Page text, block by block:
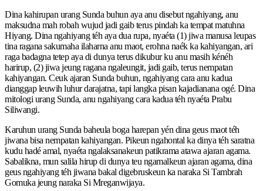
Dina kahirupan urang Sunda buhun aya anu disebut ngahiyang, anu
maksudna mah robah wujud jadi gaib terus pindah ka tempat matuhna
Hiyang. Dina ngahiyang téh aya dua rupa, nyaéta (1) jiwa manusa leupas
tina ragana sakumaha ilaharna anu maot, erohna naék ka kahiyangan, ari
raga badagna tetep aya di dunya terus dikubur ku anu masih kénéh
harirup, (2) jiwa jeung ragana ngaleungit, jadi gaib, terus nempatan
kahiyangan. Ceuk ajaran Sunda buhun, ngahiyang cara anu kadua
dianggap leuwih luhur darajatna, tapi langka pisan kajadianana ogé. Dina
mitologi urang Sunda, anu ngahiyang cara kadua téh nyaéta Prabu
Siliwangi.
Karuhun urang Sunda baheula boga harepan yén dina geus maot téh
jiwana bisa nempatan kahiyangan. Pikeun ngahontal ka dinya téh saratna
kudu hadé amal, nyaéta ngalaksanakeun patikrama atawa ajaran agama.
Sabalikna, mun salila hirup di dunya teu ngamalkeun ajaran agama, dina
geus ngahiyang téh jiwana bakal digebruskeun ka naraka Si Tambrah
Gomuka jeung naraka Si Mreganwijaya.